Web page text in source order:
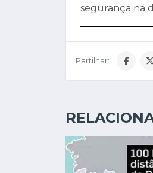
segurança na
Partilhar: